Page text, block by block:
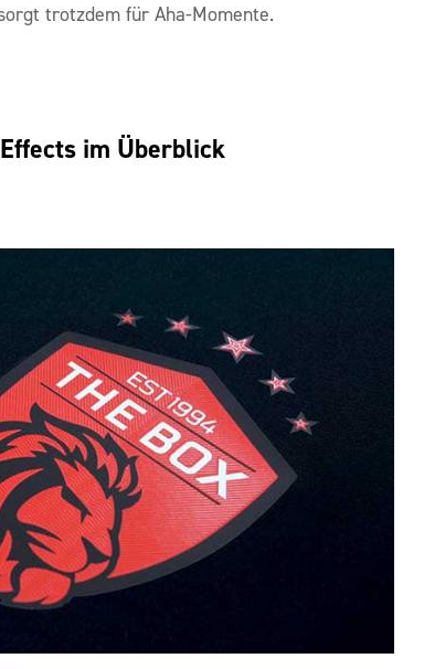
trotzdem für Aha-Momente.
im Überblick